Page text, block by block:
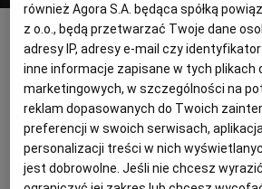
DRÓB
MIĘSA
RYBY
KUCHNIA
KUCHNIA
KUCHNIA
BEZ GLUTENU
KSIĄŻKI
SZEF KUCHNI
BIELSKO-BIAŁA
BYDGOSZCZ
CZĘSTOCHOWA
MAGAZYNY
DUŻY FORMAT
WOLNA
WYBORCZA
WYBORCZA.BIZ
Roladki z sandacza w sosie szafranowym
Sandacz to jedna ze
słodkowodnych w Polsce.
przygotować wykwintną
roladki w sosie
również Agora S.A. będąca spółką
z o.o., będą przetwarzać Twoje dane
adresy IP, adresy e-mail czy
inne informacje zapisane w tych plikach
marketingowych, w szczególności na
reklam dopasowanych do Twoich
preferencji w swoich serwisach,
personalizacji treści w nich
jest dobrowolne. Jeśli nie chcesz